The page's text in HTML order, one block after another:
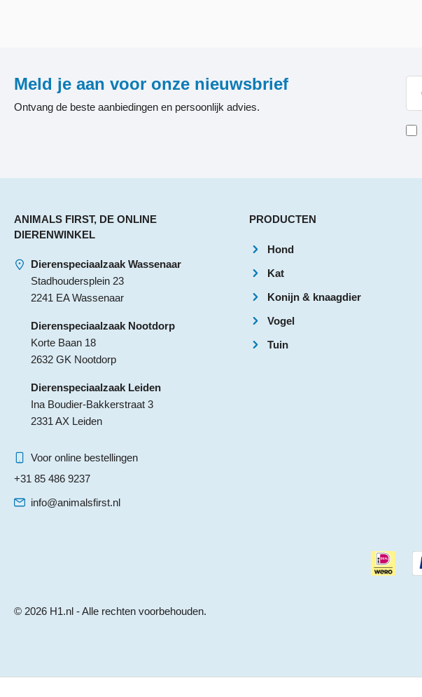
Meld je aan voor onze nieuwsbrief
Ontvang de beste aanbiedingen en persoonlijk advies.
ANIMALS FIRST, DE ONLINE
DIERENWINKEL
Dierenspeciaalzaak Wassenaar
Stadhoudersplein 23
2241 EA Wassenaar
Dierenspeciaalzaak Nootdorp
Korte Baan 18
2632 GK Nootdorp
Dierenspeciaalzaak Leiden
Ina Boudier-Bakkerstraat 3
2331 AX Leiden
Voor online bestellingen
+31 85 486 9237
info@animalsfirst.nl
PRODUCTEN
Hond
Kat
Konijn & knaagdier
Vogel
Tuin
© 2026 H1.nl - Alle rechten voorbehouden.